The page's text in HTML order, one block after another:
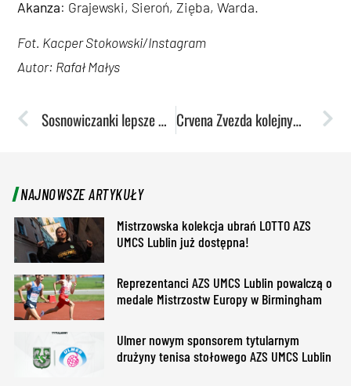
Akanza: Grajewski, Sieroń, Zięba, Warda.
Fot. Kacper Stokowski/Instagram
Autor: Rafał Małys
Sosnowiczanki lepsze w Hali MOSiR. Druga ligowa porażka lubelskich koszykarek Crvena Zvezda kolejnym domowym rywalem w EuroCup
NAJNOWSZE ARTYKUŁY
Mistrzowska kolekcja ubrań LOTTO AZS
UMCS Lublin już dostępna!
Reprezentanci AZS UMCS Lublin powalczą o
medale Mistrzostw Europy w Birmingham
Ulmer nowym sponsorem tytularnym
drużyny tenisa stołowego AZS UMCS Lublin